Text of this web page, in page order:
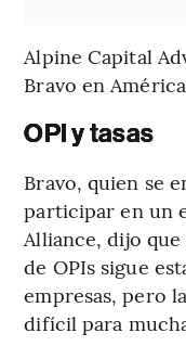
Alpine Capital
Bravo en
OPI y tasas
Bravo, quien se
participar en un
Alliance, dijo
de OPIs sigue
empresas, pero
difícil para